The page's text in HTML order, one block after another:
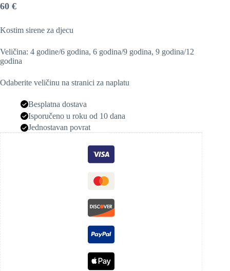
60 €
Kostim sirene za djecu
Veličina: 4 godine/6 godina, 6 godina/9 godina, 9 godina/12
godina
Odaberite veličinu na stranici za naplatu
Besplatna dostava
Isporučeno u roku od 10 dana
Jednostavan povrat